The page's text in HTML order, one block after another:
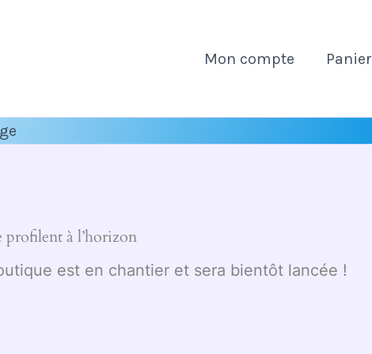
Mon compte Panier
profilent à l’horizon
est en chantier et sera bientôt lancée !